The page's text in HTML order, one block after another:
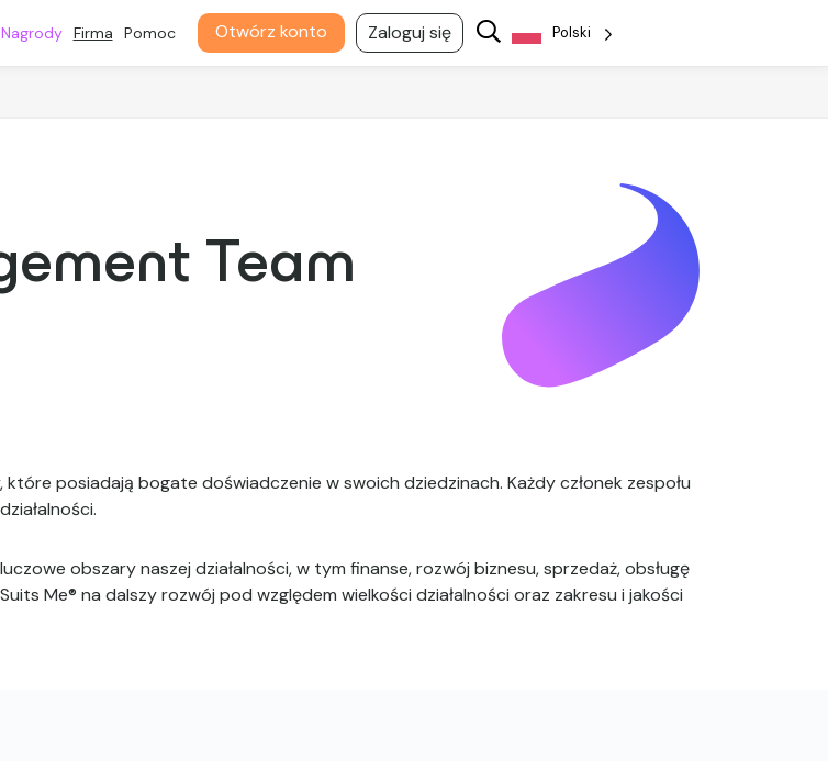
Nagrody Firma Pomoc Otwórz konto Zaloguj się Polski
Team
posiadają bogate doświadczenie w swoich dziedzinach. Każdy członek zespołu
obszary naszej działalności, w tym finanse, rozwój biznesu, sprzedaż, obsługę
Me® na dalszy rozwój pod względem wielkości działalności oraz zakresu i jakości